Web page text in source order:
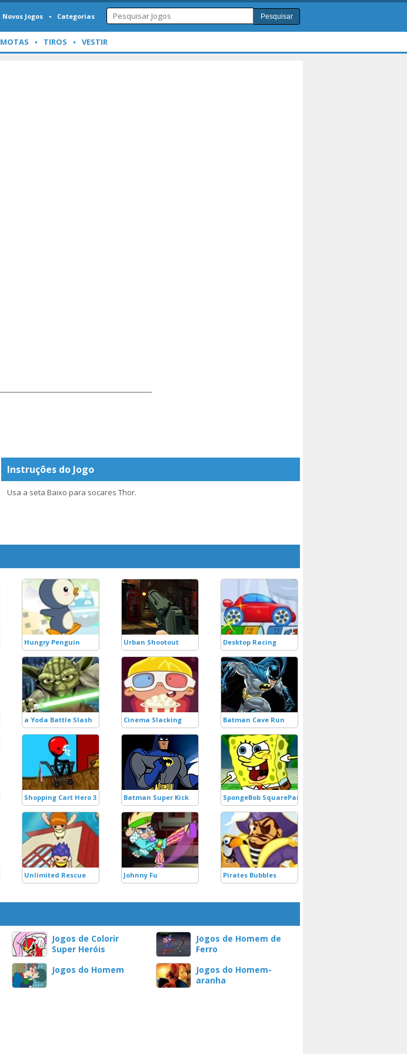
Novos Jogos Categorias Pesquisar
MOTAS TIROS VESTIR
Instruções do Jogo
Usa a seta Baixo para socares Thor.
Hungry Penguin Urban Shootout Desktop Racing
a Yoda Battle Slash Cinema Slacking Batman Cave Run
Shopping Cart Hero 3 Batman Super Kick SpongeBob SquarePants Catch Thief
Unlimited Rescue Johnny Fu Pirates Bubbles
Jogos de Colorir
Super Heróis
Jogos de Homem de
Ferro
Jogos do Homem
Jogos do Homem-
aranha